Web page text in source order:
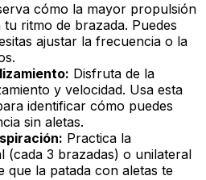
cómo la mayor propulsión
ritmo de brazada. Puedes
ajustar la frecuencia o la
Disfruta de la
y velocidad. Usa esta
identificar cómo puedes
sin aletas.
Practica la
(cada 3 brazadas) o unilateral
que la patada con aletas te